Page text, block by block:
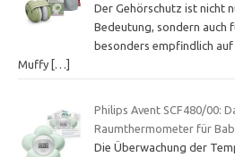
Der Gehörschutz ist nicht
Bedeutung, sondern auch
besonders empfindlich
Muffy […]
Philips Avent SCF480/00:
Raumthermometer für
Die Überwachung der